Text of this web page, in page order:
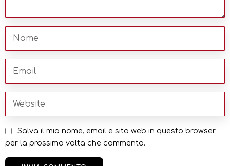
Salva il mio nome, email e sito web in questo browser
per la prossima volta che commento.